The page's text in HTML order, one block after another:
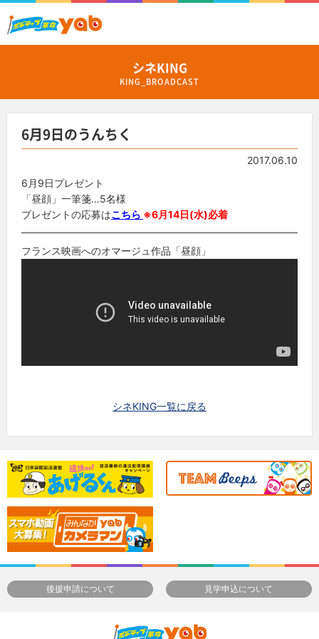
シネKING
KING_BROADCAST
6月9日のうんちく
2017.06.10
6月9日プレゼント
「昼顔」一筆箋…5名様
プレゼントの応募はこちら ※6月14日(水)必着
フランス映画へのオマージュ作品「昼顔」
シネKING一覧に戻る
後援申請について 見学申込について